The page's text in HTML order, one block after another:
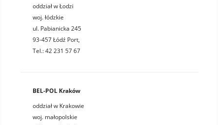
oddział w Łodzi
woj. łódzkie
ul. Pabianicka 245
93-457 Łódź Port,
Tel.: 42 231 57 67
BEL-POL Kraków
oddział w Krakowie
woj. małopolskie